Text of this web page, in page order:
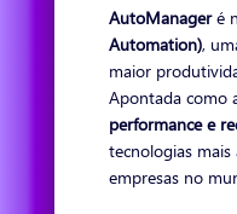
AutoManageré
Automation),
maior
Apontada como
performance e
tecnologias
empresas no